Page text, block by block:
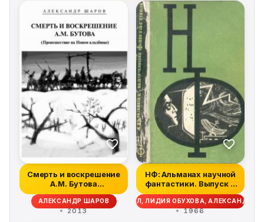
Смерть и воскрешение
А.М. Бутова
(Происшествие на...
АЛЕКСАНДР ШАРОВ
2013
НФ: Альманах научной
фантастики. Выпуск 4
(1966)
ФРЕД ХОЙЛ, ЛИДИЯ ОБУХОВА, АЛЕКСАНДР
1966